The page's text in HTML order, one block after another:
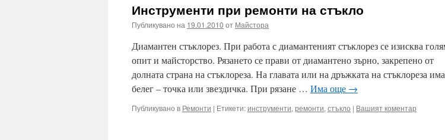
Инструменти при ремонти на стъкло
Публикувано на 19.01.2010 от Майстора
Диамантен стъклорез. При работа с диамантеният стъклорез се изисква
опит и майсторство. Рязането се прави от диамантено зърно, закрепено от
долната страна на стъклореза. На главата или на дръжката на стъклореза има
белег – точка или звездичка. При рязане … Има още →
Публикувано в Ремонти | Етикети:инструменти, ремонти, стъкло | Вашият коментар